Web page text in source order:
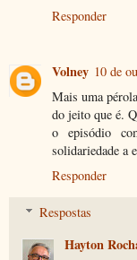
Responder
Volney 10 de
Mais uma
do jeito que é.
o episódio
solidariedade a
Responder
Respostas
Hayton